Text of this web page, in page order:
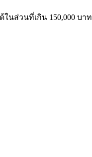
นส่วนที่เกิน 150,000 บาท